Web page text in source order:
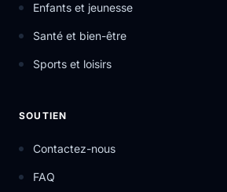
Enfants et jeunesse
Santé et bien-être
Sports et loisirs
SOUTIEN
Contactez-nous
FAQ